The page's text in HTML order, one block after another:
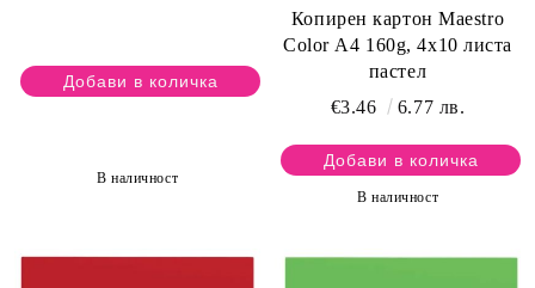
В наличност
Копирен картон Maestro
Color А4 160g, 4х10 листа
пастел
€3.46
6.77 лв.
В наличност